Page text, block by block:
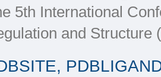
5th International
and Structure